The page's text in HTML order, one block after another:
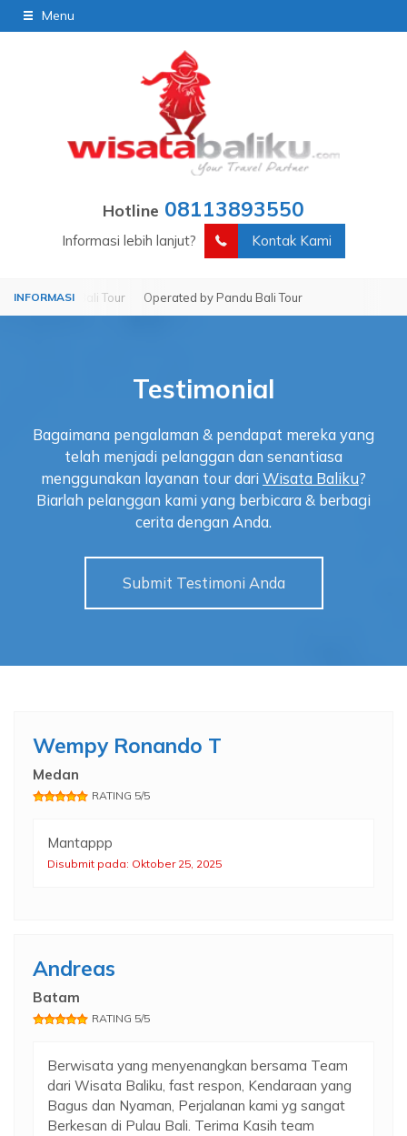
Menu
Hotline 08113893550
Informasi lebih lanjut? Kontak Kami
Bali Tour Operated by Pandu Bali Tour
Testimonial
Bagaimana pengalaman & pendapat mereka yang
telah menjadi pelanggan dan senantiasa
menggunakan layanan tour dari Wisata Baliku?
Biarlah pelanggan kami yang berbicara & berbagi
cerita dengan Anda.
Submit Testimoni Anda
Wempy Ronando T
Medan
RATING 5/5
Mantappp
Disubmit pada: Oktober 25, 2025
Andreas
Batam
RATING 5/5
Berwisata yang menyenangkan bersama Team
dari Wisata Baliku, fast respon, Kendaraan yang
Bagus dan Nyaman, Perjalanan kami yg sangat
Berkesan di Pulau Bali. Terima Kasih team